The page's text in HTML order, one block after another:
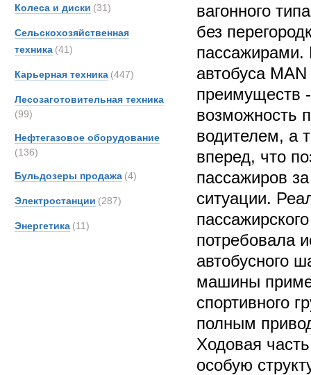
Колеса и диски (31)
Сельскохозяйственная
техника (41)
Карьерная техника (447)
Лесозаготовительная техника
(99)
Нефтегазовое оборудование
(136)
Бульдозеры продажа (4)
Электростанции (287)
Энергетика (11)
вагонного
без
пассажирами.
автобуса
преимуществ
возможность
водителем, а
вперед, что
пассажиров
ситуации.
потребовала
автобусного
машины
спортивного
полным
Ходовая
особую